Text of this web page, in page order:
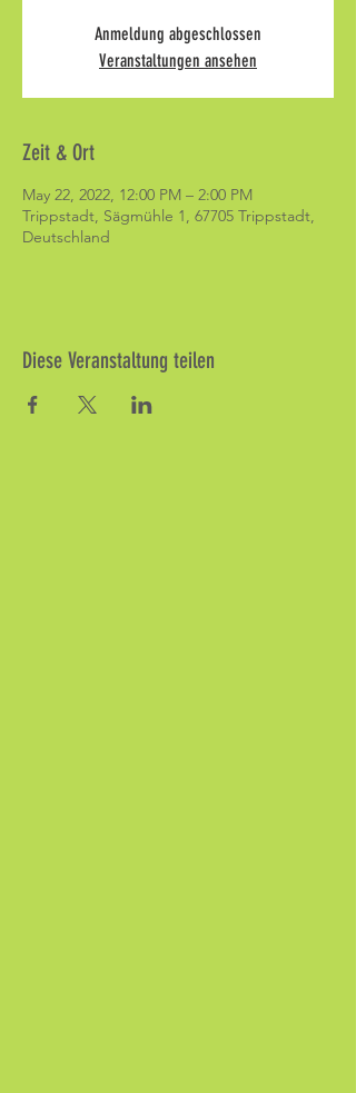
Anmeldung abgeschlossen
Veranstaltungen ansehen
Zeit & Ort
May 22, 2022, 12:00 PM – 2:00 PM
Trippstadt, Sägmühle 1, 67705 Trippstadt,
Deutschland
Diese Veranstaltung teilen